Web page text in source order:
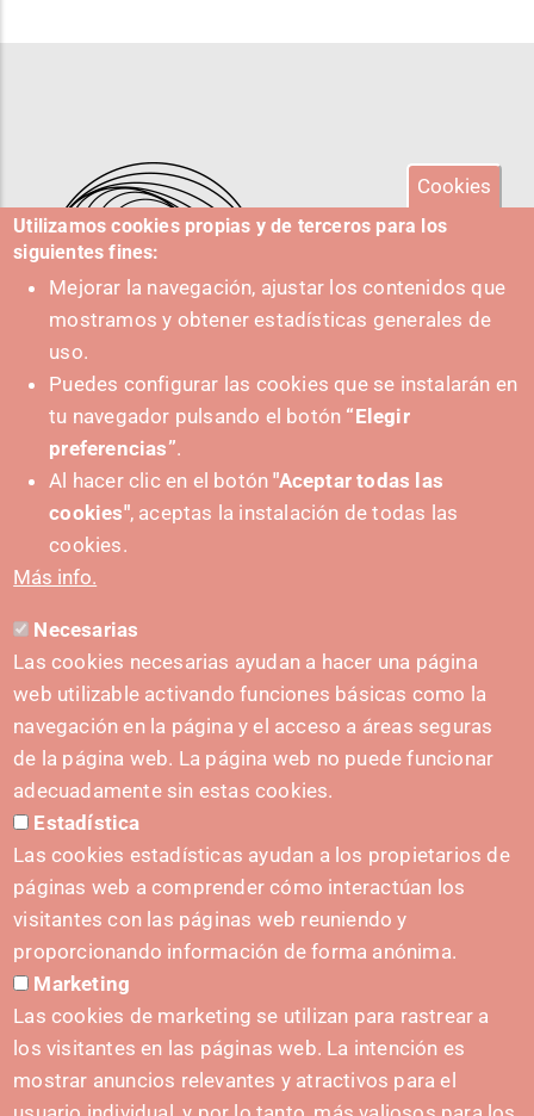
IMPULSA
CONTACTO
hola@irisnavarra.com
(+34) 628 23 12 32
C. del Sadar, 31006 Pamplona
Formulario de contacto
Kit de prensa
INICIATIVAS
Navarra Cybersecurity Center
Spain Living Lab
Apoyo al Emprendimiento
Cookies
Utilizamos cookies propias y de terceros para los
siguientes fines:
Mejorar la navegación, ajustar los contenidos que
mostramos y obtener estadísticas generales de
uso.
Puedes configurar las cookies que se instalarán en
tu navegador pulsando el botón “Elegir
preferencias”.
Al hacer clic en el botón"Aceptar todas las
cookies", aceptas la instalación de todas las
cookies.
Más info.
Necesarias
Las cookies necesarias ayudan a hacer una página
web utilizable activando funciones básicas como la
navegación en la página y el acceso a áreas seguras
de la página web. La página web no puede funcionar
adecuadamente sin estas cookies.
Estadística
Las cookies estadísticas ayudan a los propietarios de
páginas web a comprender cómo interactúan los
visitantes con las páginas web reuniendo y
proporcionando información de forma anónima.
Marketing
Las cookies de marketing se utilizan para rastrear a
los visitantes en las páginas web. La intención es
mostrar anuncios relevantes y atractivos para el